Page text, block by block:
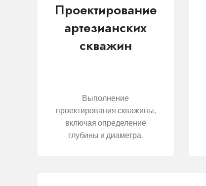
Проектирование
артезианских
скважин
Выполнение
проектирования скважины,
включая определение
глубины и диаметра.